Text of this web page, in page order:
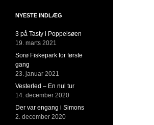
NYESTE INDLÆG
3 på Tasty i Poppelsøen
19. marts 2021
Sorø Fiskepark for første
gang
23. januar 2021
Vesterled – En nul tur
14. december 2020
Der var engang i Simons
2. december 2020